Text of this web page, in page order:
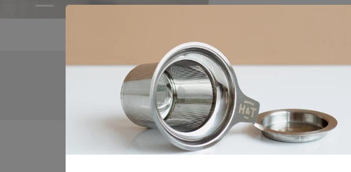
90°C/194°F
Ingrédients